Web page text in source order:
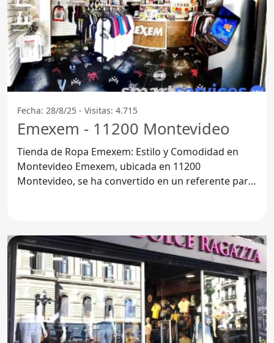
Fecha: 28/8/25 - Visitas: 4.715
Emexem - 11200 Montevideo
Tienda de Ropa Emexem: Estilo y Comodidad en
Montevideo Emexem, ubicada en 11200
Montevideo, se ha convertido en un referente para